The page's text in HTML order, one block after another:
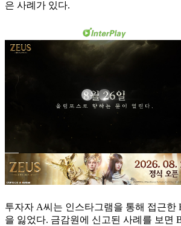
은 사례가 있다.
투자자 A씨는 인스타그램을 통해 접근한
을 잃었다. 금감원에 신고된 사례를 보면